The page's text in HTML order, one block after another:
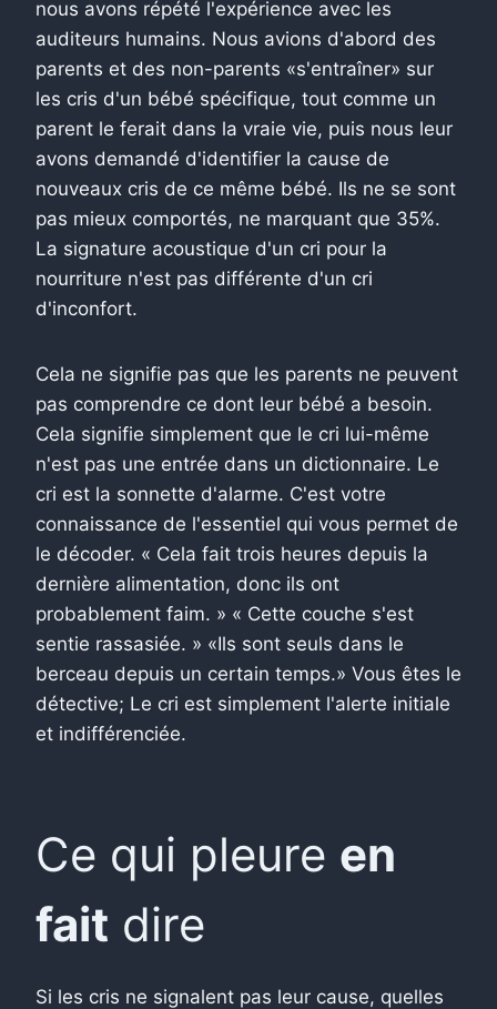
nous avons répété l'expérience avec les
auditeurs humains. Nous avions d'abord des
parents et des non-parents «s'entraîner» sur
les cris d'un bébé spécifique, tout comme un
parent le ferait dans la vraie vie, puis nous leur
avons demandé d'identifier la cause de
nouveaux cris de ce même bébé. Ils ne se sont
pas mieux comportés, ne marquant que 35%.
La signature acoustique d'un cri pour la
nourriture n'est pas différente d'un cri
d'inconfort.
Cela ne signifie pas que les parents ne peuvent
pas comprendre ce dont leur bébé a besoin.
Cela signifie simplement que le cri lui-même
n'est pas une entrée dans un dictionnaire. Le
cri est la sonnette d'alarme. C'est votre
connaissance de l'essentiel qui vous permet de
le décoder. « Cela fait trois heures depuis la
dernière alimentation, donc ils ont
probablement faim. » « Cette couche s'est
sentie rassasiée. » «Ils sont seuls dans le
berceau depuis un certain temps.» Vous êtes le
détective; Le cri est simplement l'alerte initiale
et indifférenciée.
Ce qui pleure en
fait dire
Si les cris ne signalent pas leur cause, quelles